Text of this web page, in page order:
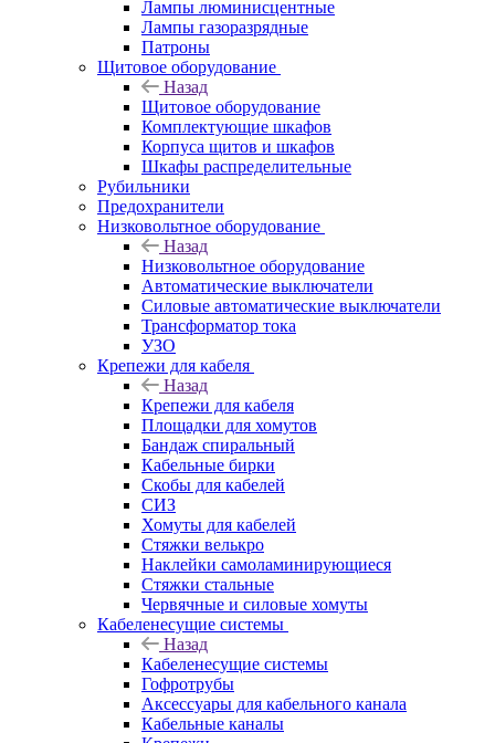
Лампы люминисцентные
Лампы газоразрядные
Патроны
Щитовое оборудование
Назад
Щитовое оборудование
Комплектующие шкафов
Корпуса щитов и шкафов
Шкафы распределительные
Рубильники
Предохранители
Низковольтное оборудование
Назад
Низковольтное оборудование
Автоматические выключатели
Силовые автоматические выключатели
Трансформатор тока
УЗО
Крепежи для кабеля
Назад
Крепежи для кабеля
Площадки для хомутов
Бандаж спиральный
Кабельные бирки
Cкобы для кабелей
СИЗ
Хомуты для кабелей
Стяжки велькро
Наклейки самоламинирующиеся
Стяжки стальные
Червячные и силовые хомуты
Кабеленесущие системы
Назад
Кабеленесущие системы
Гофротрубы
Аксессуары для кабельного канала
Кабельные каналы